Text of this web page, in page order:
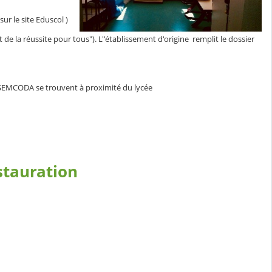
le site Eduscol )
la réussite pour tous"). L''établissement d'origine remplit le dossier
se trouvent à proximité du lycée